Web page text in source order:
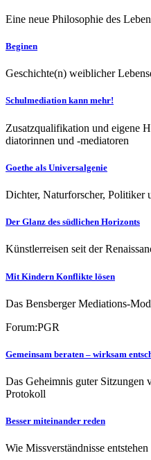
Eine neue Philosophie des
Beginen
Geschichte(n) weiblicher
Schulmediation kann mehr!
Zusatzqualifikation und eigene
diatorinnen und -mediatoren
Goethe als Universalgenie
Dichter, Naturforscher, Politiker
Der Glanz des südlichen Horizonts
Künstlerreisen seit der
Mit Kindern Konflikte lösen
Das Bensberger Mediations-
Forum:PGR
Gemeinsam beraten – wirksam
Das Geheimnis guter Sitzungen
Protokoll
Besser miteinander reden
Wie Missverständnisse